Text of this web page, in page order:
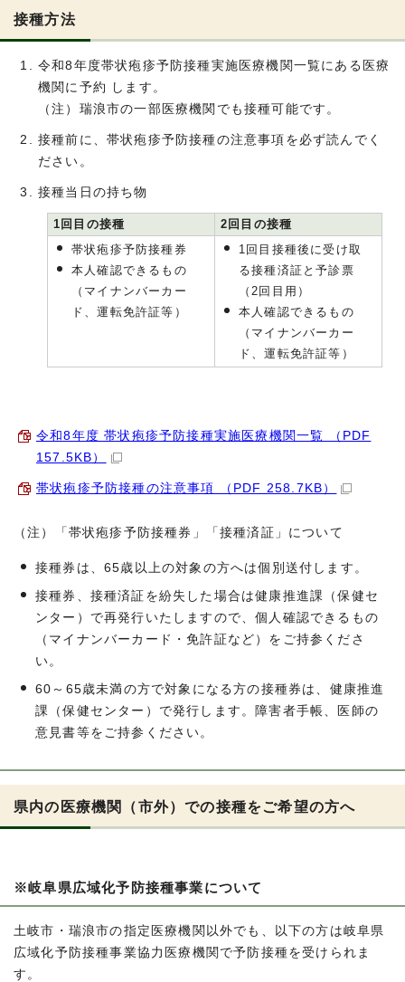
接種方法
令和8年度帯状疱疹予防接種実施医療機関一覧にある医療
機関に予約 します。
（注）瑞浪市の一部医療機関でも接種可能です。
接種前に、帯状疱疹予防接種の注意事項を必ず読んでく
ださい。
接種当日の持ち物
1回目の接種
2回目の接種
帯状疱疹予防接種券
本人確認できるもの
（マイナンバーカー
ド、運転免許証等）
1回目接種後に受け取
る接種済証と予診票
（2回目用）
本人確認できるもの
（マイナンバーカー
ド、運転免許証等）
令和8年度 帯状疱疹予防接種実施医療機関一覧 （PDF
157.5KB）
帯状疱疹予防接種の注意事項 （PDF 258.7KB）
（注）「帯状疱疹予防接種券」「接種済証」について
接種券は、65歳以上の対象の方へは個別送付します。
接種券、接種済証を紛失した場合は健康推進課（保健セ
ンター）で再発行いたしますので、個人確認できるもの
（マイナンバーカード・免許証など）をご持参くださ
い。
60～65歳未満の方で対象になる方の接種券は、健康推進
課（保健センター）で発行します。障害者手帳、医師の
意見書等をご持参ください。
県内の医療機関（市外）での接種をご希望の方へ
※岐阜県広域化予防接種事業について
土岐市・瑞浪市の指定医療機関以外でも、以下の方は岐阜県
広域化予防接種事業協力医療機関で予防接種を受けられま
す。